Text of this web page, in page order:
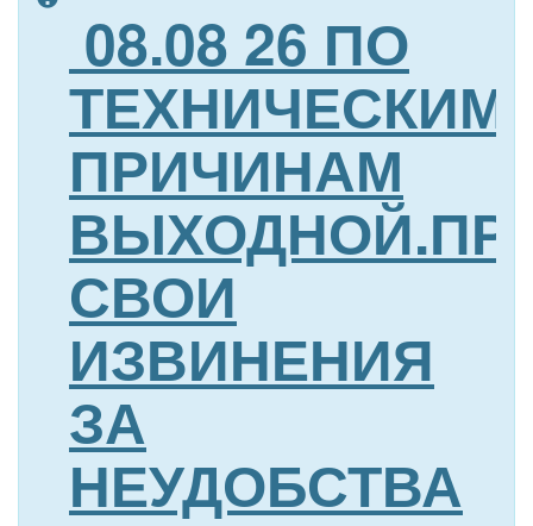
08.08 26 ПО
ТЕХНИЧЕСКИМ
ПРИЧИНАМ
СВОИ
ИЗВИНЕНИЯ
ЗА
НЕУДОБСТВА